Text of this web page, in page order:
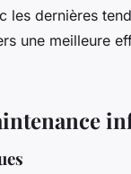
les dernières
une meilleure